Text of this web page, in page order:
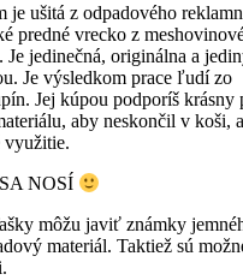
je ušitá z odpadového
predné vrecko z
Je jedinečná, originálna a
Je výsledkom prace ľudí zo
Jej kúpou podporíš krásny
aby neskončil v koši,
využitie.
NOSÍ
môžu javiť známky
materiál. Taktiež sú